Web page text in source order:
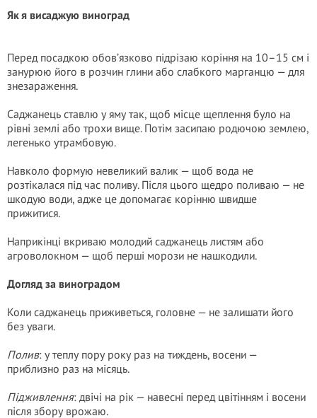
Як я висаджую виноград
Перед посадкою обов’язково підрізаю коріння на 10–15 см і
занурюю його в розчин глини або слабкого марганцю — для
знезараження.
Саджанець ставлю у яму так, щоб місце щеплення було на
рівні землі або трохи вище. Потім засипаю родючою землею,
легенько утрамбовую.
Навколо формую невеликий валик — щоб вода не
розтікалася під час поливу. Після цього щедро поливаю — не
шкодую води, адже це допомагає корінню швидше
прижитися.
Наприкінці вкриваю молодий саджанець листям або
агроволокном — щоб перші морози не нашкодили.
Догляд за виноградом
Коли саджанець приживеться, головне — не залишати його
без уваги.
Полив: у теплу пору року раз на тиждень, восени —
приблизно раз на місяць.
Підживлення: двічі на рік — навесні перед цвітінням і восени
після збору врожаю.